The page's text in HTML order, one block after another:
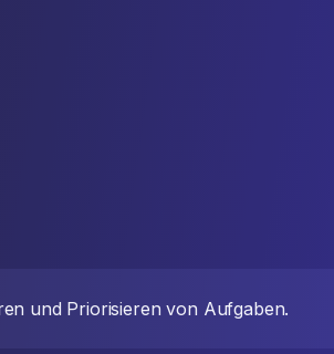
und Priorisieren von Aufgaben.